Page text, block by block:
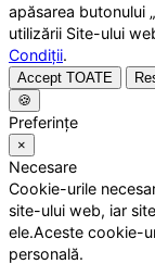
apăsarea butonului
utilizării Site-ului
Condiții.
Accept TOATE
🍪
Preferințe
×
Necesare
Cookie-urile
site-ului web, iar
ele.Aceste cookie-
personală.